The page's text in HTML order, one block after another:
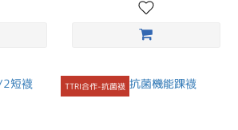
TTRI合作-抗菌襪